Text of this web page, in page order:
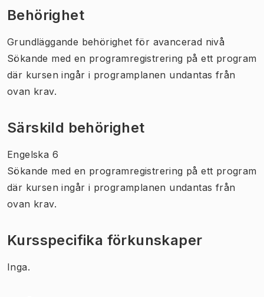
Behörighet
Grundläggande behörighet för avancerad nivå
Sökande med en programregistrering på ett program
där kursen ingår i programplanen undantas från
ovan krav.
Särskild behörighet
Engelska 6
Sökande med en programregistrering på ett program
där kursen ingår i programplanen undantas från
ovan krav.
Kursspecifika förkunskaper
Inga.